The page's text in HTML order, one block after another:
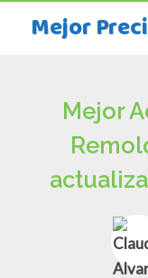
Mejor
Mejor